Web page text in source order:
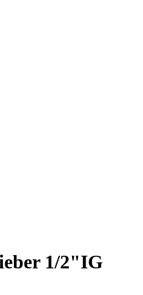
1/2"IG